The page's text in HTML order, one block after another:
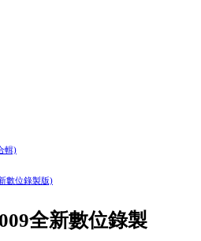
輯)
數位錄製版)
全新數位錄製